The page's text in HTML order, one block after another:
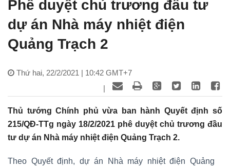
Phê duyệt chủ trương đầu tư
dự án Nhà máy nhiệt điện
Quảng Trạch 2
Thứ hai, 22/2/2021 | 10:42 GMT+7
|
Thủ tướng Chính phủ vừa ban hành Quyết định số
215/QĐ-TTg ngày 18/2/2021 phê duyệt chủ trương đầu
tư dự án Nhà máy nhiệt điện Quảng Trạch 2.
Theo Quyết định, dự án Nhà máy nhiệt điện Quảng